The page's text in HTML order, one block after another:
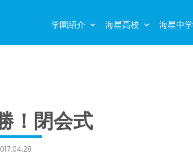
学園紹介 海星高校 海星中学
！閉会式